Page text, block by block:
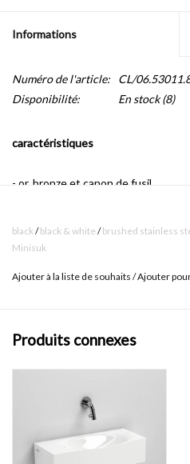
Informations
Numéro de l'article:
CL/
Disponibilité:
En stock(8)
caractéristiques
- or, bronze et canon de fusil
- raccord standard (1 1/4 ") pour
- avec adaptateur pour raccord
les basins de plus petites
compacte et de conserver la haute
black /black & white /brushed stainless
Minisuk
Ajouter à la liste de souhaits /Ajouter
Produits connexes